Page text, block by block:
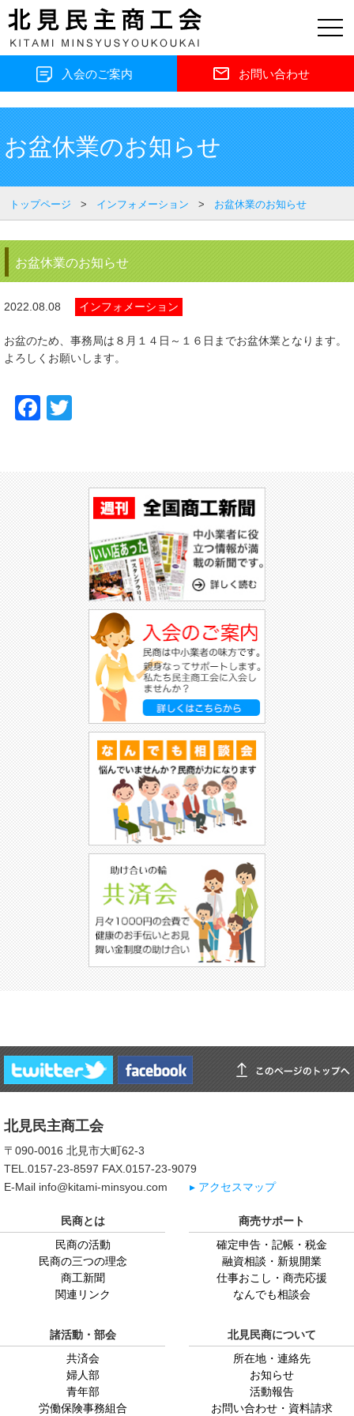
入会のご案内 お問い合わせ
お盆休業のお知らせ
トップページ > インフォメーション > お盆休業のお知らせ
お盆休業のお知らせ
2022.08.08 インフォメーション
お盆のため、事務局は８月１４日～１６日までお盆休業となります。
よろしくお願いします。
Facebook
北見民主商工会
〒090-0016 北見市大町62-3
TEL.0157-23-8597 FAX.0157-23-9079
E-Mail info@kitami-minsyou.com ▸ アクセスマップ
民商とは
民商の活動
民商の三つの理念
商工新聞
関連リンク
商売サポート
確定申告・記帳・税金
融資相談・新規開業
仕事おこし・商売応援
なんでも相談会
諸活動・部会
共済会
婦人部
青年部
労働保険事務組合
北見民商について
所在地・連絡先
お知らせ
活動報告
お問い合わせ・資料請求